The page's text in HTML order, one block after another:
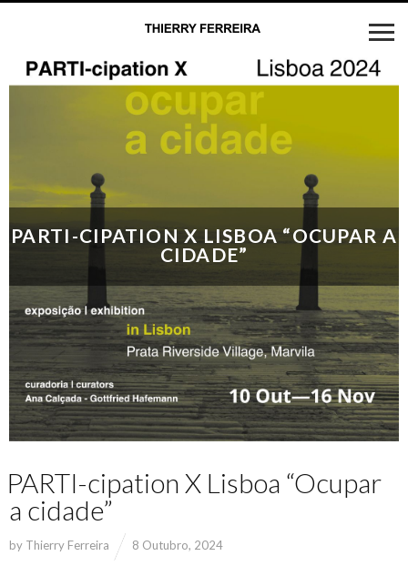
PARTI-CIPATION X LISBOA “OCUPAR A
CIDADE”
PARTI-cipation X Lisboa “Ocupar
a cidade”
by Thierry Ferreira 8 Outubro, 2024